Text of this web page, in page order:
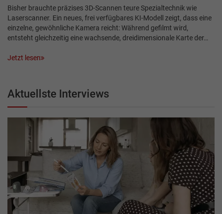
Bisher brauchte präzises 3D-Scannen teure Spezialtechnik wie
Laserscanner. Ein neues, frei verfügbares KI-Modell zeigt, dass eine
einzelne, gewöhnliche Kamera reicht: Während gefilmt wird,
entsteht gleichzeitig eine wachsende, dreidimensionale Karte der…
Jetzt lesen
Aktuellste Interviews